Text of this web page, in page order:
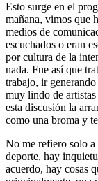
Esto surge en el
mañana, vimos que
medios de
escuchados o eran
por cultura de la
nada. Fue así que
trabajo, ir
muy lindo de
esta discusión la
como una broma y
No me refiero solo a
deporte, hay
acuerdo, hay cosas